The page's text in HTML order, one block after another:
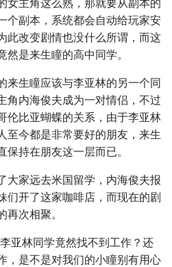
女主角这么熟，那就要从副本的
个副本，系统都会自动给玩家安
此改变剧情也没什么所谓，而这
是来生瞳的高中同学。
来生瞳应该与李亚林的另一个同
角内海俊夫成为一对情侣，不过
伦比亚蝴蝶的关系，由于李亚林
至今都是非常要好的朋友，来生
持在朋友这一层而已。
大家远去米国留学，内海俊夫报
们开了这家咖啡店，而现在的剧
次相聚。
亚林同学竟然找不到工作？还
，是不是对我们的小瞳别有用心